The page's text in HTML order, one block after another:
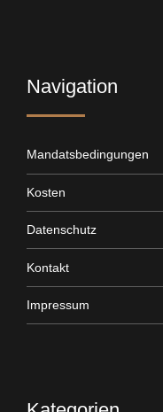
Navigation
Mandatsbedingungen
Kosten
Datenschutz
Kontakt
Impressum